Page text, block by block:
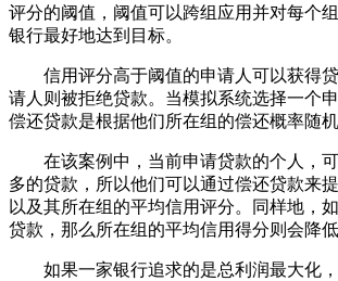
评分的阈值，阈值可以跨组应用并对每个
银行最好地达到目标。
信用评分高于阈值的申请人可以获得贷
请人则被拒绝贷款。当模拟系统选择一个
偿还贷款是根据他们所在组的偿还概率随机
在该案例中，当前申请贷款的个人，可
多的贷款，所以他们可以通过偿还贷款来
以及其所在组的平均信用评分。同样地，
贷款，那么所在组的平均信用得分则会降低
如果一家银行追求的是总利润最大化，